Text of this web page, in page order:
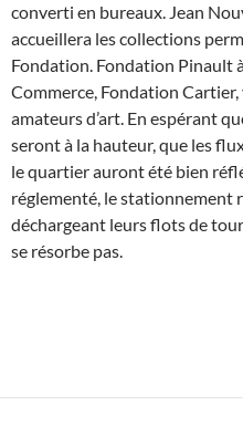
converti en bureaux. Jean
accueillera les collections
Fondation. Fondation Pinault
Commerce, Fondation
amateurs d’art. En espérant
seront à la hauteur, que les
le quartier auront été bien
réglementé, le stationnement
déchargeant leurs flots de
se résorbe pas.